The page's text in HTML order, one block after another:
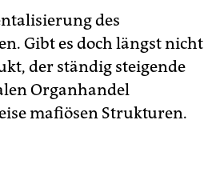
des
Gibt es doch längst nicht
der ständig steigende
Organhandel
mafiösen Strukturen.